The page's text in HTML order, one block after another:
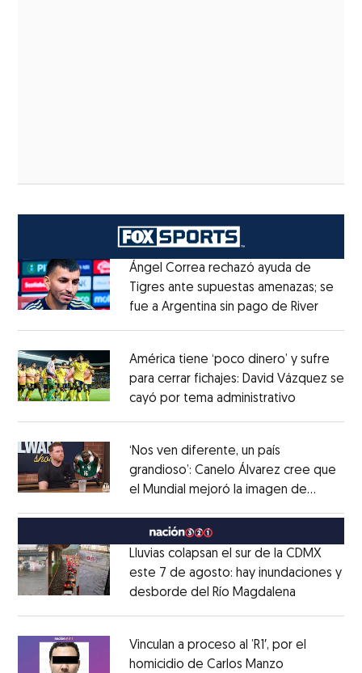
Ángel Correa rechazó ayuda de
Tigres ante supuestas amenazas; se
fue a Argentina sin pago de RiverOpens
América tiene ‘poco dinero’ y sufre
para cerrar fichajes: David Vázquez se
cayó por tema administrativo
‘Nos ven diferente, un país
grandioso’: Canelo Álvarez cree que
el Mundial mejoró la imagen de
Lluvias colapsan el sur de la CDMX
este 7 de agosto: hay inundaciones y
desborde del Río Magdalena
Vinculan a proceso al ’R1′, por el
homicidio de Carlos Manzo